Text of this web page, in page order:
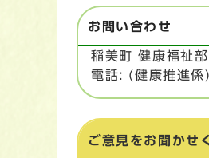
お問い合わせ
稲美町 健康福祉
電話: (健康推進
ご意見をお聞かせ